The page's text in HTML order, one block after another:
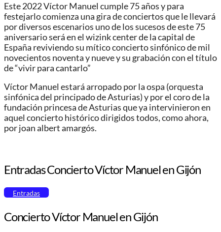
Este 2022 Víctor Manuel cumple 75 años y para
festejarlo comienza una gira de conciertos que le llevará
por diversos escenarios uno de los sucesos de este 75
aniversario será en el wizink center de la capital de
España reviviendo su mítico concierto sinfónico de mil
novecientos noventa y nueve y su grabación con el título
de “vivir para cantarlo”
Víctor Manuel estará arropado por la ospa (orquesta
sinfónica del principado de Asturias) y por el coro de la
fundación princesa de Asturias que ya intervinieron en
aquel concierto histórico dirigidos todos, como ahora,
por joan albert amargós.
Entradas Concierto Víctor Manuel en Gijón
Entradas
Concierto Víctor Manuel en Gijón